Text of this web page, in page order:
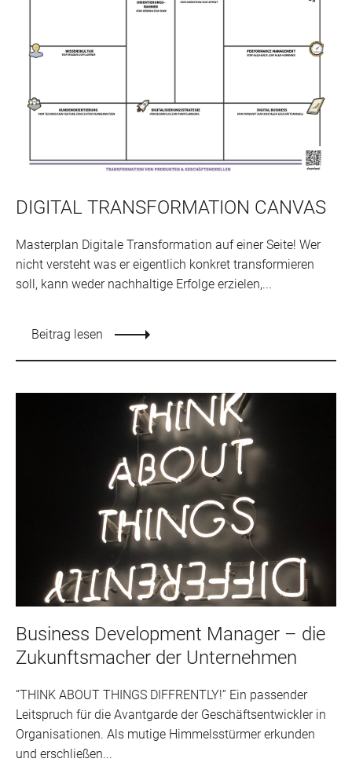
DIGITAL TRANSFORMATION CANVAS
Masterplan Digitale Transformation auf einer Seite! Wer
nicht versteht was er eigentlich konkret transformieren
soll, kann weder nachhaltige Erfolge erzielen,...
Beitrag lesen
Business Development Manager – die
Zukunftsmacher der Unternehmen
“THINK ABOUT THINGS DIFFRENTLY!” Ein passender
Leitspruch für die Avantgarde der Geschäftsentwickler in
Organisationen. Als mutige Himmelsstürmer erkunden
und erschließen...